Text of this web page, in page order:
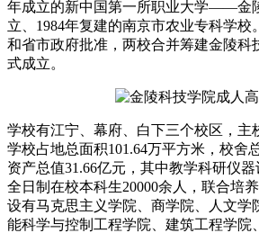
年成立的新中国第一所职业大学——金
立、1984年复建的南京市农业专科学校
和省市政府批准，两校合并筹建金陵科
式成立。
学校有江宁、幕府、白下三个校区，主
学校占地总面积101.64万平方米，校舍
资产总值31.66亿元，其中教学科研仪
全日制在校本科生20000余人，联合培
设有马克思主义学院、商学院、人文学
能科学与控制工程学院、建筑工程学院